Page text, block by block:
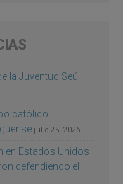
la Juventud Seúl
católico
julio 25, 2026
en Estados Unidos
defendiendo el